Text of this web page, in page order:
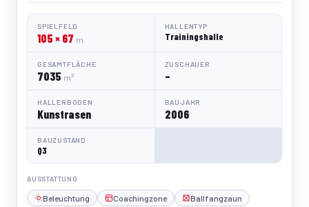
SPIELFELD
105 × 67 m
HALLENTYP
Trainingshalle
GESAMTFLÄCHE
7035 m²
ZUSCHAUER
–
HALLENBODEN
Kunstrasen
BAUJAHR
2006
BAUZUSTAND
Q3
AUSSTATTUNG
Beleuchtung Coachingzone Ballfangzaun